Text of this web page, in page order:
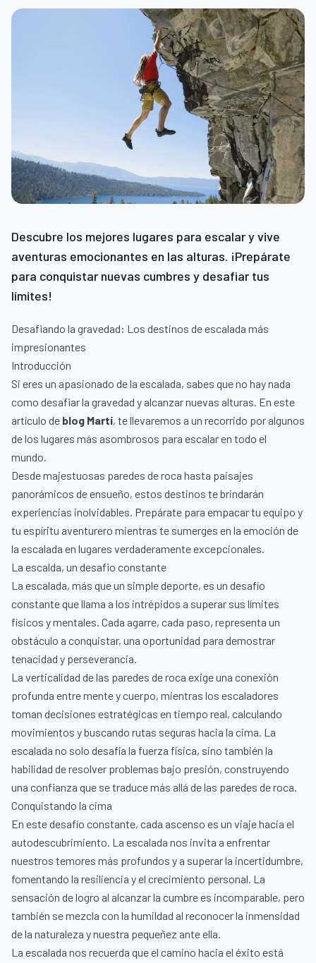
Descubre los mejores lugares para escalar y vive
aventuras emocionantes en las alturas. ¡Prepárate
para conquistar nuevas cumbres y desafiar tus
límites!
Desafiando la gravedad: Los destinos de escalada más
impresionantes
Introducción
Si eres un apasionado de la escalada, sabes que no hay nada
como desafiar la gravedad y alcanzar nuevas alturas. En este
artículo de blog Martí, te llevaremos a un recorrido por algunos
de los lugares más asombrosos para escalar en todo el
mundo.
Desde majestuosas paredes de roca hasta paisajes
panorámicos de ensueño, estos destinos te brindarán
experiencias inolvidables. Prepárate para empacar tu equipo y
tu espíritu aventurero mientras te sumerges en la emoción de
la escalada en lugares verdaderamente excepcionales.
La escalda, un desafio constante
La escalada, más que un simple deporte, es un desafío
constante que llama a los intrépidos a superar sus límites
físicos y mentales. Cada agarre, cada paso, representa un
obstáculo a conquistar, una oportunidad para demostrar
tenacidad y perseverancia.
La verticalidad de las paredes de roca exige una conexión
profunda entre mente y cuerpo, mientras los escaladores
toman decisiones estratégicas en tiempo real, calculando
movimientos y buscando rutas seguras hacia la cima. La
escalada no solo desafía la fuerza física, sino también la
habilidad de resolver problemas bajo presión, construyendo
una confianza que se traduce más allá de las paredes de roca.
Conquistando la cima
En este desafío constante, cada ascenso es un viaje hacia el
autodescubrimiento. La escalada nos invita a enfrentar
nuestros temores más profundos y a superar la incertidumbre,
fomentando la resiliencia y el crecimiento personal. La
sensación de logro al alcanzar la cumbre es incomparable, pero
también se mezcla con la humildad al reconocer la inmensidad
de la naturaleza y nuestra pequeñez ante ella.
La escalada nos recuerda que el camino hacia el éxito está